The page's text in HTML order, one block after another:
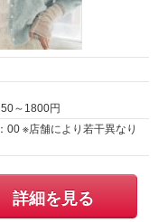
～ 1800円
～1200円
なり
詳細を見る